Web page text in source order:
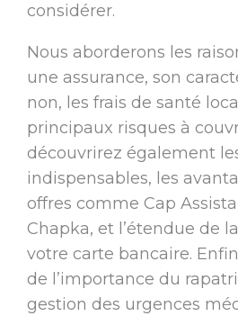
considérer.
Nous aborderons les
une assurance, son
non, les frais de santé
principaux risques à
découvrirez également
indispensables, les
offres comme Cap
Chapka, et l’étendue de
votre carte bancaire.
de l’importance du
gestion des urgences